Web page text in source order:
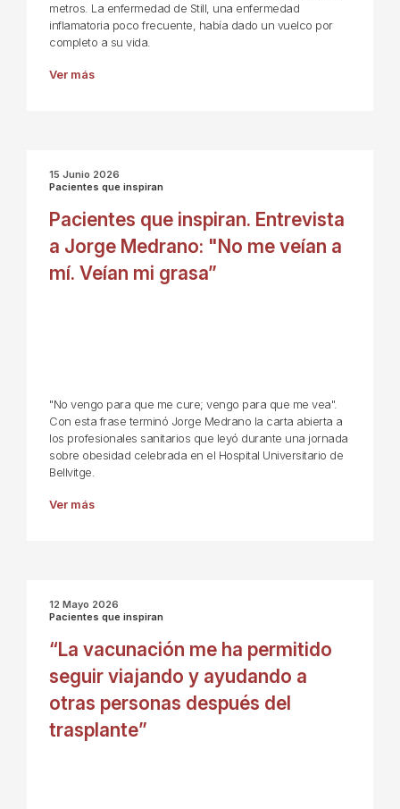
metros. La enfermedad de Still, una enfermedad
inflamatoria poco frecuente, había dado un vuelco por
completo a su vida.
Ver más
15 Junio 2026
Pacientes que inspiran
Pacientes que inspiran. Entrevista
a Jorge Medrano: "No me veían a
mí. Veían mi grasa”
"No vengo para que me cure; vengo para que me vea".
Con esta frase terminó Jorge Medrano la carta abierta a
los profesionales sanitarios que leyó durante una jornada
sobre obesidad celebrada en el Hospital Universitario de
Bellvitge.
Ver más
12 Mayo 2026
Pacientes que inspiran
“La vacunación me ha permitido
seguir viajando y ayudando a
otras personas después del
trasplante”